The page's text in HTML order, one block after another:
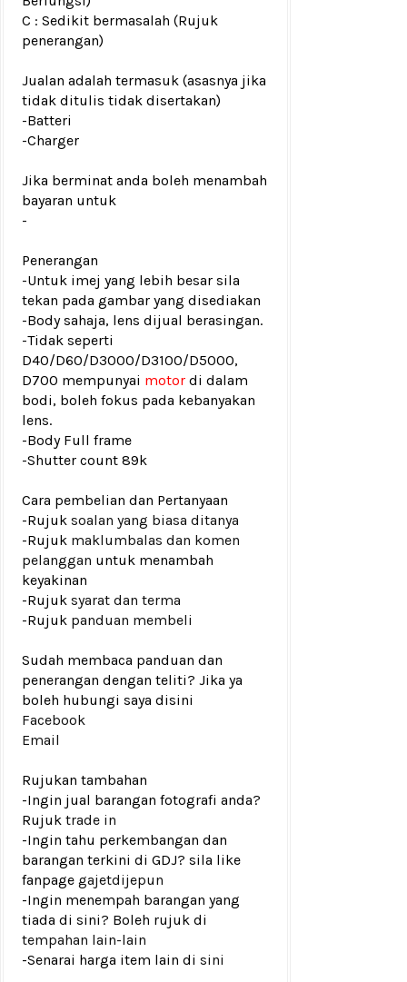
C : Sedikit bermasalah (Rujuk
penerangan)
Jualan adalah termasuk (asasnya jika
tidak ditulis tidak disertakan)
-Batteri
-Charger
Jika berminat anda boleh menambah
bayaran untuk
-
Penerangan
-Untuk imej yang lebih besar sila
tekan pada gambar yang disediakan
-Body sahaja, lens dijual berasingan.
-Tidak seperti
D40/D60/D3000/D3100/D5000,
D700 mempunyai motor di dalam
bodi, boleh fokus pada kebanyakan
lens.
-Body Full frame
-Shutter count 89k
Cara pembelian dan Pertanyaan
-Rujuk soalan yang biasa ditanya
-Rujuk maklumbalas dan komen
pelanggan untuk menambah
keyakinan
-Rujuk syarat dan terma
-Rujuk panduan membeli
Sudah membaca panduan dan
penerangan dengan teliti? Jika ya
boleh hubungi saya disini
Facebook
Email
Rujukan tambahan
-Ingin jual barangan fotografi anda?
Rujuk trade in
-Ingin tahu perkembangan dan
barangan terkini di GDJ? sila like
fanpage gajetdijepun
-Ingin menempah barangan yang
tiada di sini? Boleh rujuk di
tempahan lain-lain
-Senarai harga item lain di sini